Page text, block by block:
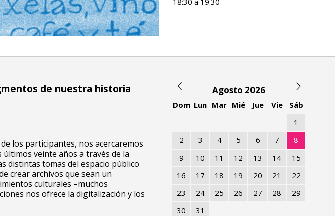
de nuestra historia
los participantes, nos acercaremos
veinte años a través de la
distintas tomas del espacio público
crear archivos que sean un
culturales –muchos
nos ofrece la digitalización y los
Agosto 2026
Dom Lun Mar Mié Jue Vie
Sáb
1
2
3 4 5 6 7
8
9
10 11 12 13 14
15
16
17 18 19 20 21
22
23
24 25 26 27 28
29
30
31